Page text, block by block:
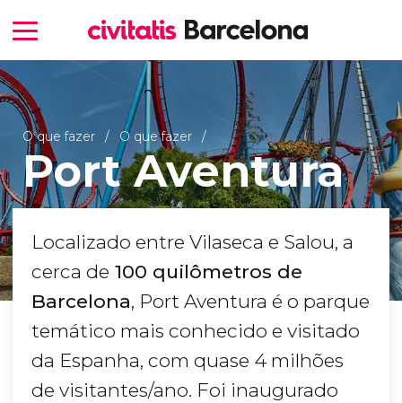
O que fazer O que fazer
Port Aventura
Localizado entre Vilaseca e Salou, a
cerca de 100 quilômetros de
Barcelona, Port Aventura é o parque
temático mais conhecido e visitado
da Espanha, com quase 4 milhões
de visitantes/ano. Foi inaugurado